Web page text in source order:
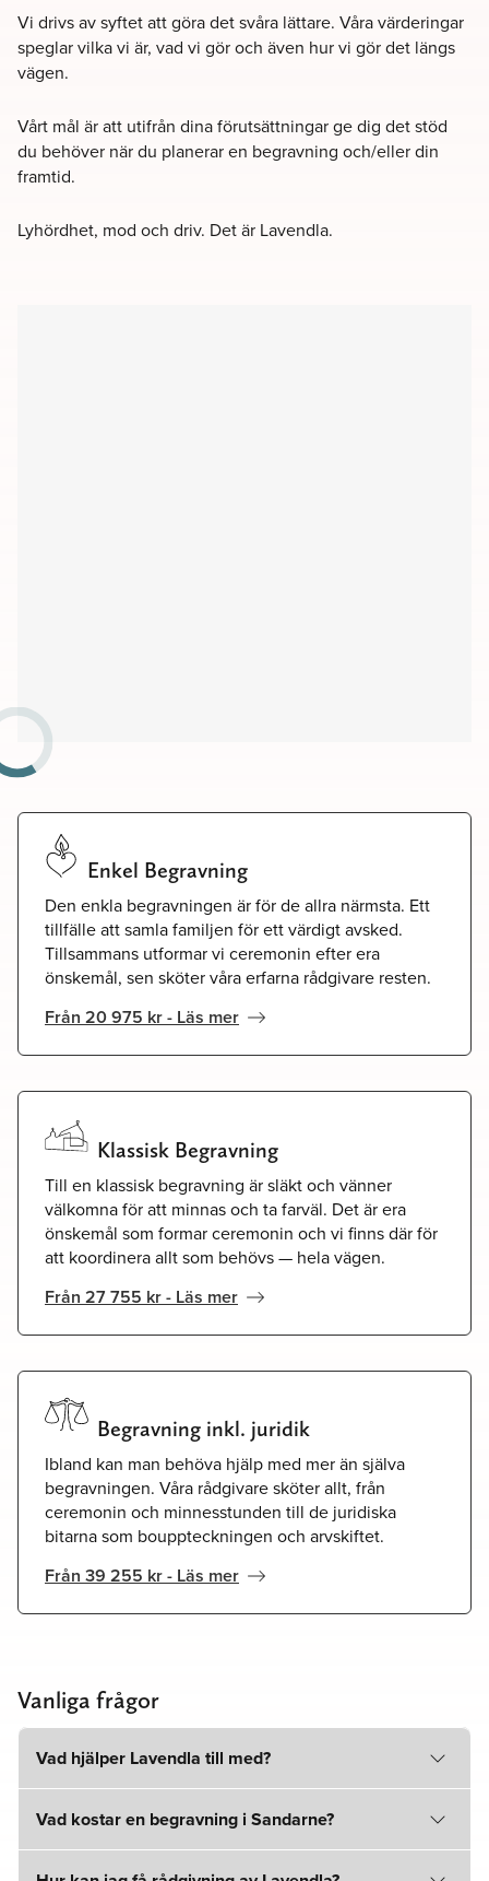
Vi drivs av syftet att göra det svåra lättare. Våra värderingar
speglar vilka vi är, vad vi gör och även hur vi gör det längs
vägen.
Vårt mål är att utifrån dina förutsättningar ge dig det stöd
du behöver när du planerar en begravning och/eller din
framtid.
Lyhördhet, mod och driv. Det är Lavendla.
Enkel Begravning
Den enkla begravningen är för de allra närmsta. Ett
tillfälle att samla familjen för ett värdigt avsked.
Tillsammans utformar vi ceremonin efter era
önskemål, sen sköter våra erfarna rådgivare resten.
Från 20 975 kr - Läs mer
Klassisk Begravning
Till en klassisk begravning är släkt och vänner
välkomna för att minnas och ta farväl. Det är era
önskemål som formar ceremonin och vi finns där för
att koordinera allt som behövs — hela vägen.
Från 27 755 kr - Läs mer
Begravning inkl. juridik
Ibland kan man behöva hjälp med mer än själva
begravningen. Våra rådgivare sköter allt, från
ceremonin och minnesstunden till de juridiska
bitarna som bouppteckningen och arvskiftet.
Från 39 255 kr - Läs mer
Vanliga frågor
Vad hjälper Lavendla till med?
Vad kostar en begravning i Sandarne?